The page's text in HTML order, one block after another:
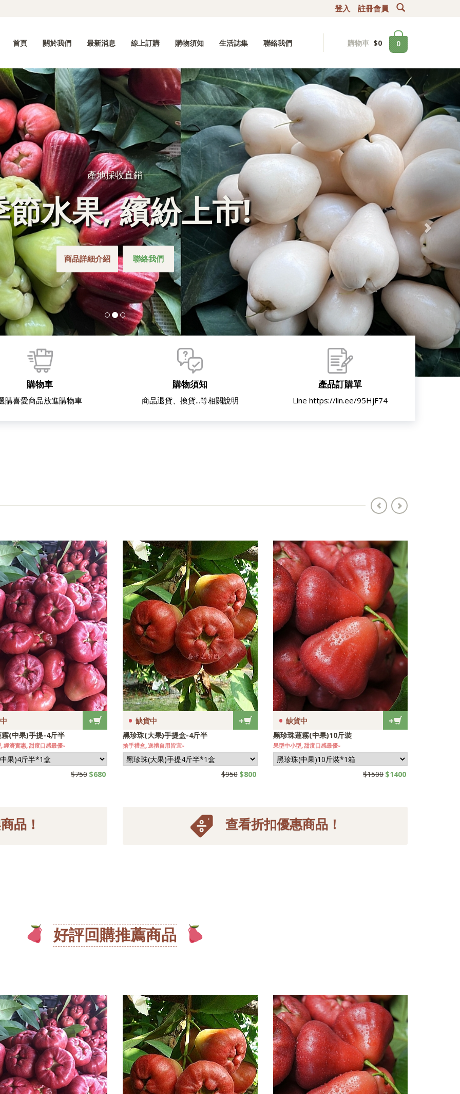
登入 註冊會員
首頁 關於我們 最新消息 線上訂購 購物須知 生活誌集 聯絡我們 購物車 $0 0
產地採收直銷
節水果, 繽紛上市!
商品詳細介紹 聯絡我們
購物車
購喜愛商品放進購物車
購物須知
商品退貨、換貨...等相關說明
產品訂購單
Line https://lin.ee/95HjF74
+
(A級)10斤裝
多味美, 爽度爆表~
$2300$2100
+
• 缺貨中
黑珍珠(A級)手提盒-4斤半
採收中, 果實飽滿, 新鮮上市~
$1200$1000
+
• 缺貨中
黑珍珠(中小果)手提-4斤半
【10~11顆/1斤】
$650 $599
品！ 查看折扣優惠商品！
好評回購推薦商品